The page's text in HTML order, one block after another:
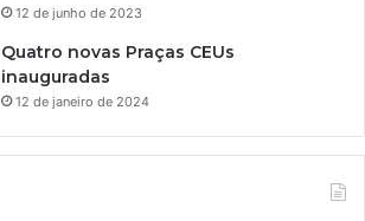
12 de junho de 2023
Quatro novas Praças CEUs
inauguradas
12 de janeiro de 2024